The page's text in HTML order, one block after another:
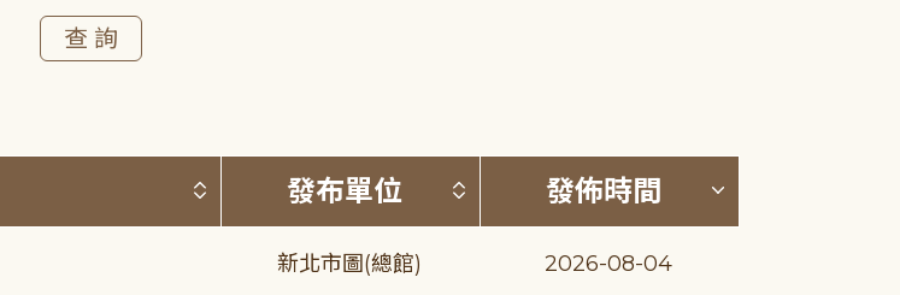
按標題排序 (升降冪)
發布單位 按發布單位排序 (升降冪)
發佈時間 按發佈時間
新北市圖(總館) 2026-08-04